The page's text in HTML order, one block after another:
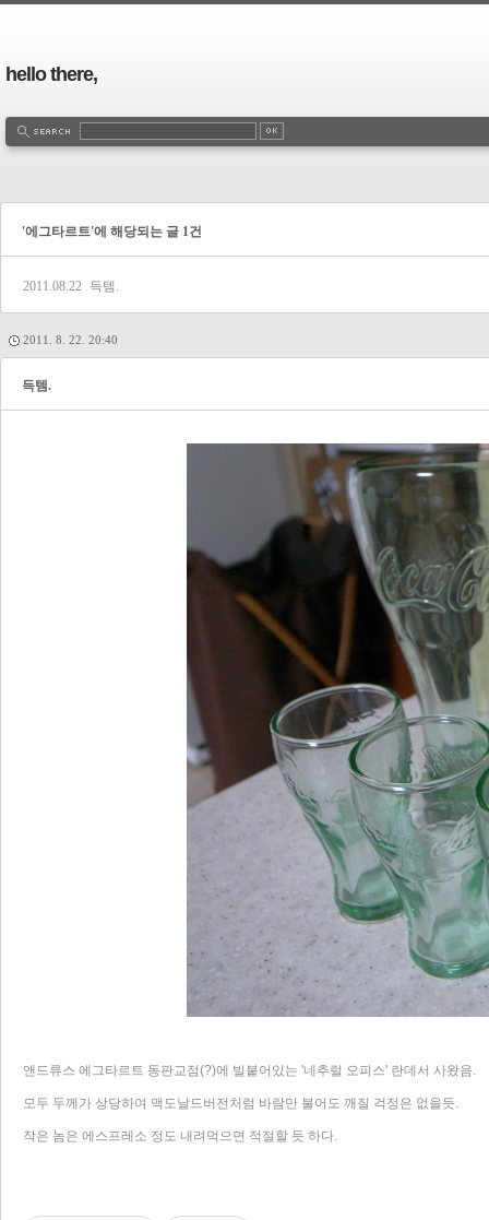
hello there,
'에그타르트'에 해당되는 글 1건
2011.08.22 득템.
2011. 8. 22. 20:40
득템.
앤드류스 에그타르트 동판교점(?)에 빌붙어있는 '네추럴 오피스' 란데서 사왔음.
모두 두께가 상당하여 맥도날드버전처럼 바람만 불어도 깨질 걱정은 없을듯.
작은 놈은 에스프레소 정도 내려먹으면 적절할 듯 하다.